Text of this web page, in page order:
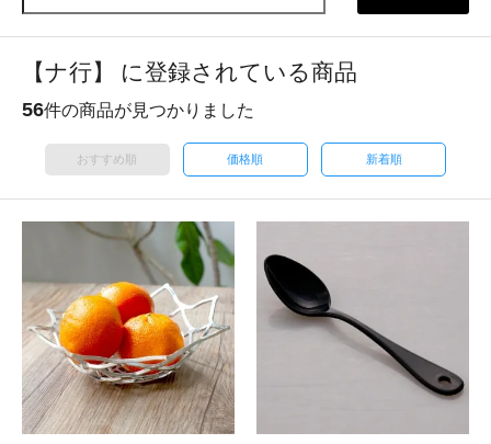
【ナ行】 に登録されている商品
56件の商品が見つかりました
おすすめ順 価格順 新着順